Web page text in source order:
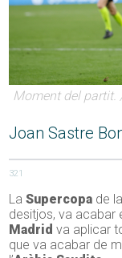
Moment del partit.
Joan Sastre
321
LaSupercopa de
desitjos, va acabar
Madrid va aplicar
que va acabar de